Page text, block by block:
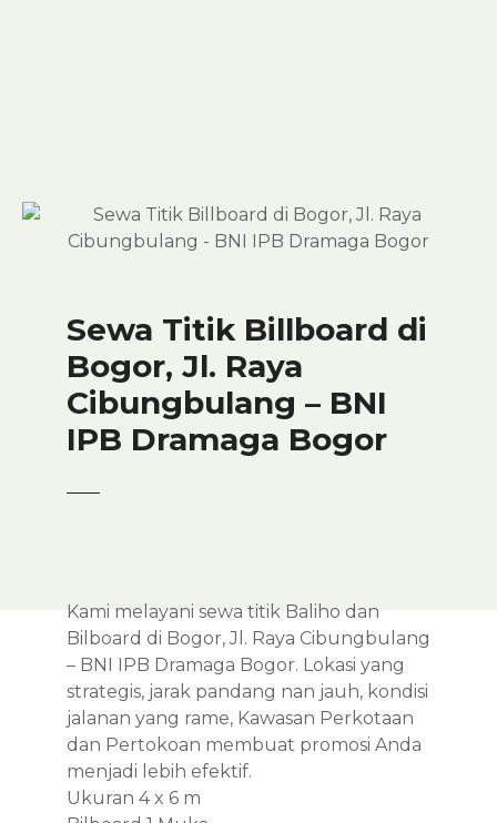
Sewa Titik Billboard di
Bogor, Jl. Raya
Cibungbulang – BNI
IPB Dramaga Bogor
Kami melayani sewa titik Baliho dan
Bilboard di Bogor, Jl. Raya Cibungbulang
– BNI IPB Dramaga Bogor. Lokasi yang
strategis, jarak pandang nan jauh, kondisi
jalanan yang rame, Kawasan Perkotaan
dan Pertokoan membuat promosi Anda
menjadi lebih efektif.
Ukuran 4 x 6 m